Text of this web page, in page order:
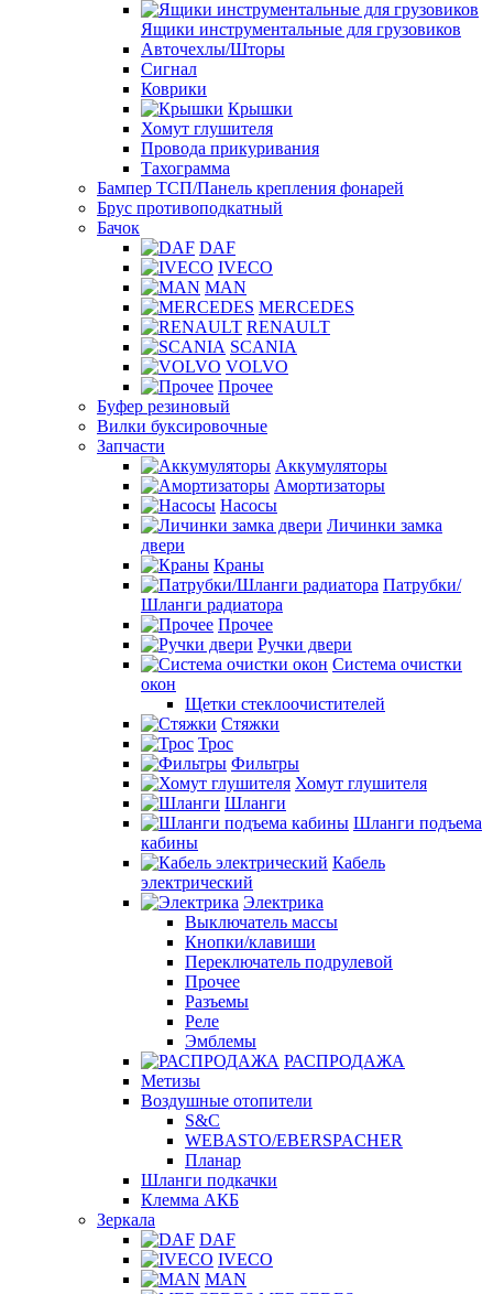
Ящики инструментальные для грузовиков
Авточехлы/Шторы
Сигнал
Коврики
Крышки
Хомут глушителя
Провода прикуривания
Тахограмма
Бампер ТСП/Панель крепления фонарей
Брус противоподкатный
Бачок
DAF
IVECO
MAN
MERCEDES
RENAULT
SCANIA
VOLVO
Прочее
Буфер резиновый
Вилки буксировочные
Запчасти
Аккумуляторы
Амортизаторы
Насосы
Личинки замка
двери
Краны
Патрубки/
Шланги радиатора
Прочее
Ручки двери
Система очистки
окон
Щетки стеклоочистителей
Стяжки
Трос
Фильтры
Хомут глушителя
Шланги
Шланги подъема
кабины
Кабель
электрический
Электрика
Выключатель массы
Кнопки/клавиши
Переключатель подрулевой
Прочее
Разъемы
Реле
Эмблемы
РАСПРОДАЖА
Метизы
Воздушные отопители
S&C
WEBASTO/EBERSPACHER
Планар
Шланги подкачки
Клемма АКБ
Зеркала
DAF
IVECO
MAN